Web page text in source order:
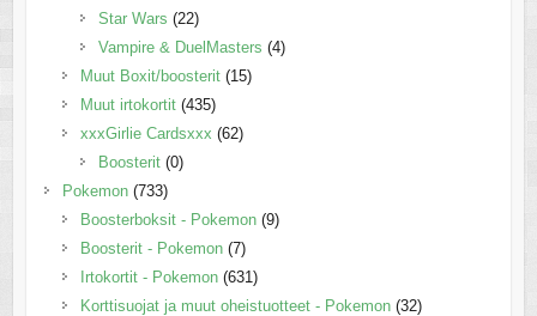
Star Wars (22)
Vampire & DuelMasters (4)
Muut Boxit/boosterit (15)
Muut irtokortit (435)
xxxGirlie Cardsxxx (62)
Boosterit (0)
Pokemon (733)
Boosterboksit - Pokemon (9)
Boosterit - Pokemon (7)
Irtokortit - Pokemon (631)
Korttisuojat ja muut oheistuotteet - Pokemon (32)